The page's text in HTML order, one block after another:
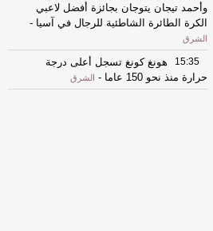
وأحمد تيجان يتوجان بجائزة أفضل لاعبي
الكرة الطائرة الشاطئية للرجال في آسيا -
الشرق
15:35
هونغ كونغ تسجل أعلى درجة
حرارة منذ نحو 150 عاما
- الشرق